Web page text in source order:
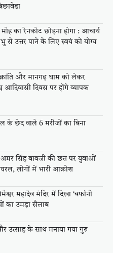
का रेनकोट छोड़ना होगा : आचार्य
से उत्तर पाने के लिए स्वयं को योग्य
और मानगढ़ धाम को लेकर
आदिवासी दिवस पर होंगे व्यापक
के छेद वाले 6 मरीजों का बिना
सिंह बावजी की छत पर युवाओं
लोगों में भारी आक्रोश
महादेव मंदिर में दिखा ‘बर्फानी
का उमड़ा सैलाब
उत्साह के साथ मनाया गया गुरु